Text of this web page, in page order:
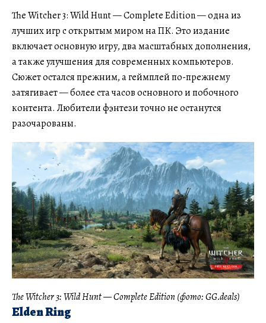
The Witcher 3: Wild Hunt — Complete Edition — одна из
лучших игр с открытым миром на ПК. Это издание
включает основную игру, два масштабных дополнения,
а также улучшения для современных компьютеров.
Сюжет остался прежним, а геймплей по-прежнему
затягивает — более ста часов основного и побочного
контента. Любители фэнтези точно не останутся
разочарованы.
The Witcher 3: Wild Hunt — Complete Edition (фото: GG.deals)
Elden Ring